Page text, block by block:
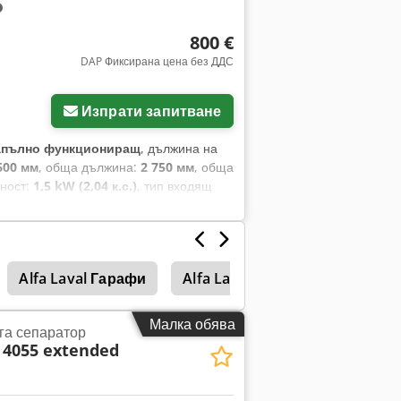
800 €
DAP Фиксирана цена без ДДС
Изпрати запитване
функциониращ, дължина на
мм, обща дължина: 2 750 мм, обща
1,5 kW (2,04 к.с.), тип входящ
Shenzen Pactoo, произведени
на производство: 2025
365 Идентификационен
въпроси или се нуждаете от
или да се свържете с нас по
Alfa Laval Гарафи Alfa Laval Сепаратор
Малка обява
сепаратор
extended